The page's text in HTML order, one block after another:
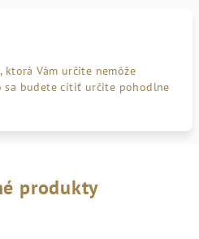
ktorá Vám určite nemôže
sa budete cítiť určite pohodlne
produkty